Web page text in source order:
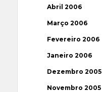
Abril 2006
Março 2006
Fevereiro 2006
Janeiro 2006
Dezembro 2005
Novembro 2005